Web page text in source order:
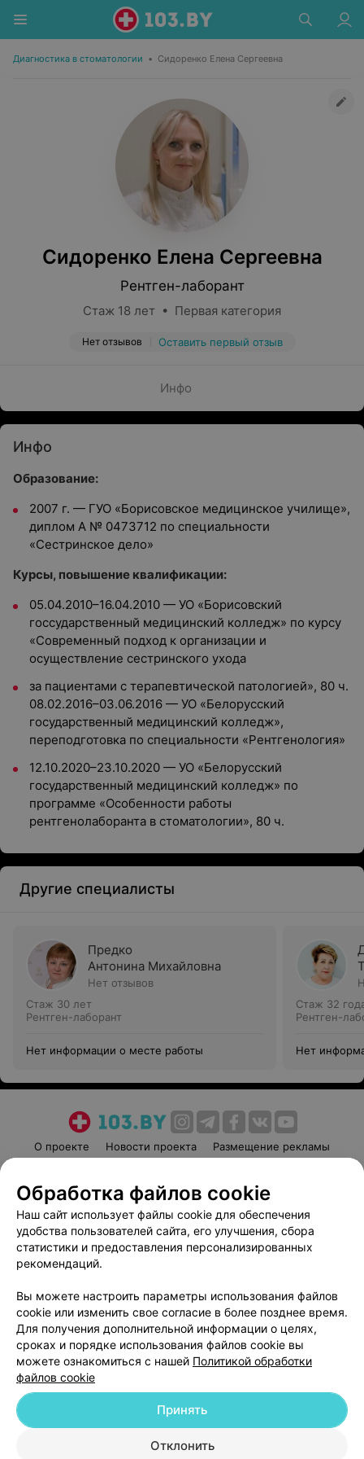
Диагностика в стоматологии • Сидоренко Елена Сергеевна
Сидоренко Елена Сергеевна
Рентген-лаборант
Стаж 18 лет • Первая категория
Нет отзывов Оставить первый отзыв
Инфо
Инфо
Образование:
2007 г. — ГУО «Борисовское медицинское училище»,
диплом А № 0473712 по специальности
«Сестринское дело»
Курсы, повышение квалификации:
05.04.2010–16.04.2010 — УО «Борисовский
госсударственный медицинский колледж» по курсу
«Современный подход к организации и
осуществление сестринского ухода
за пациентами с терапевтической патологией», 80 ч.
08.02.2016–03.06.2016 — УО «Белорусский
государственный медицинский колледж»,
переподготовка по специальности «Рентгенология»
12.10.2020–23.10.2020 — УО «Белорусский
государственный медицинский колледж» по
программе «Особенности работы
рентгенолаборанта в стоматологии», 80 ч.
Другие специалисты
Предко
Антонина Михайловна
Нет отзывов
Стаж 30 лет
Рентген-лаборант
Нет информации о месте работы
Стаж 32
Рентген-
Нет
О проекте Новости проекта
Размещение рекламы
Пользовательское соглашение
Способы оплаты
Вакансии
Партнеры
Написать руководителю 103.by
Обработка персональных данных
© 2026 ООО «Артокс Лаб», УНП 191700409
| 220012, Республика Беларусь,
Обработка файлов cookie
Наш сайт использует файлы cookie для обеспечения
удобства пользователей сайта, его улучшения, сбора
статистики и предоставления персонализированных
рекомендаций.
Вы можете настроить параметры использования файлов
cookie или изменить свое согласие в более позднее время.
Для получения дополнительной информации о целях,
сроках и порядке использования файлов cookie вы
можете ознакомиться с нашей Политикой обработки
файлов cookie
Отклонить
Принять